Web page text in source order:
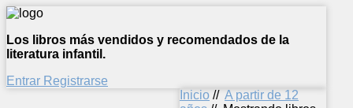
Los libros más vendidos y recomendados de la
literatura infantil.
Entrar Registrarse
Inicio // A partir de 12